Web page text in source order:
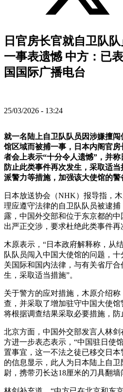
日官房长官就自卫队
一事表遗憾 中方：已
国国际广播电台
25/03/2026 - 13:24
就一名陆上自卫队队员因涉嫌擅
馆区域而被捕一事，日本内阁官
者会上表示“十分令人遗憾”，并
防止此类事件再次发生，采取适
派警力等措施，加强该大使馆的警
日本放送协会（NHK）报导指，
理应遵守法律的自卫队队员被逮
露，中国外交部和位于东京都的
出严正交涉，要求杜绝此类事件再
木原表示，“日本政府解释称，从
队队员闯入中国大使馆的问题，
关国际和国内法律，与有关省厅
生，采取适当措施”。
关于警方的应对措施，木原介绍称
查，并采取了增加驻守中国大使
将根据调查结果采取必要措施，防
北京方面，中国外交部发言人林
方进一步表态表示，“中国驻日使
置事宜，这一不法之徒已移交日
的信息显示，此人为日本陆上自
尉，携带刃长达18厘米的刀具翻墙